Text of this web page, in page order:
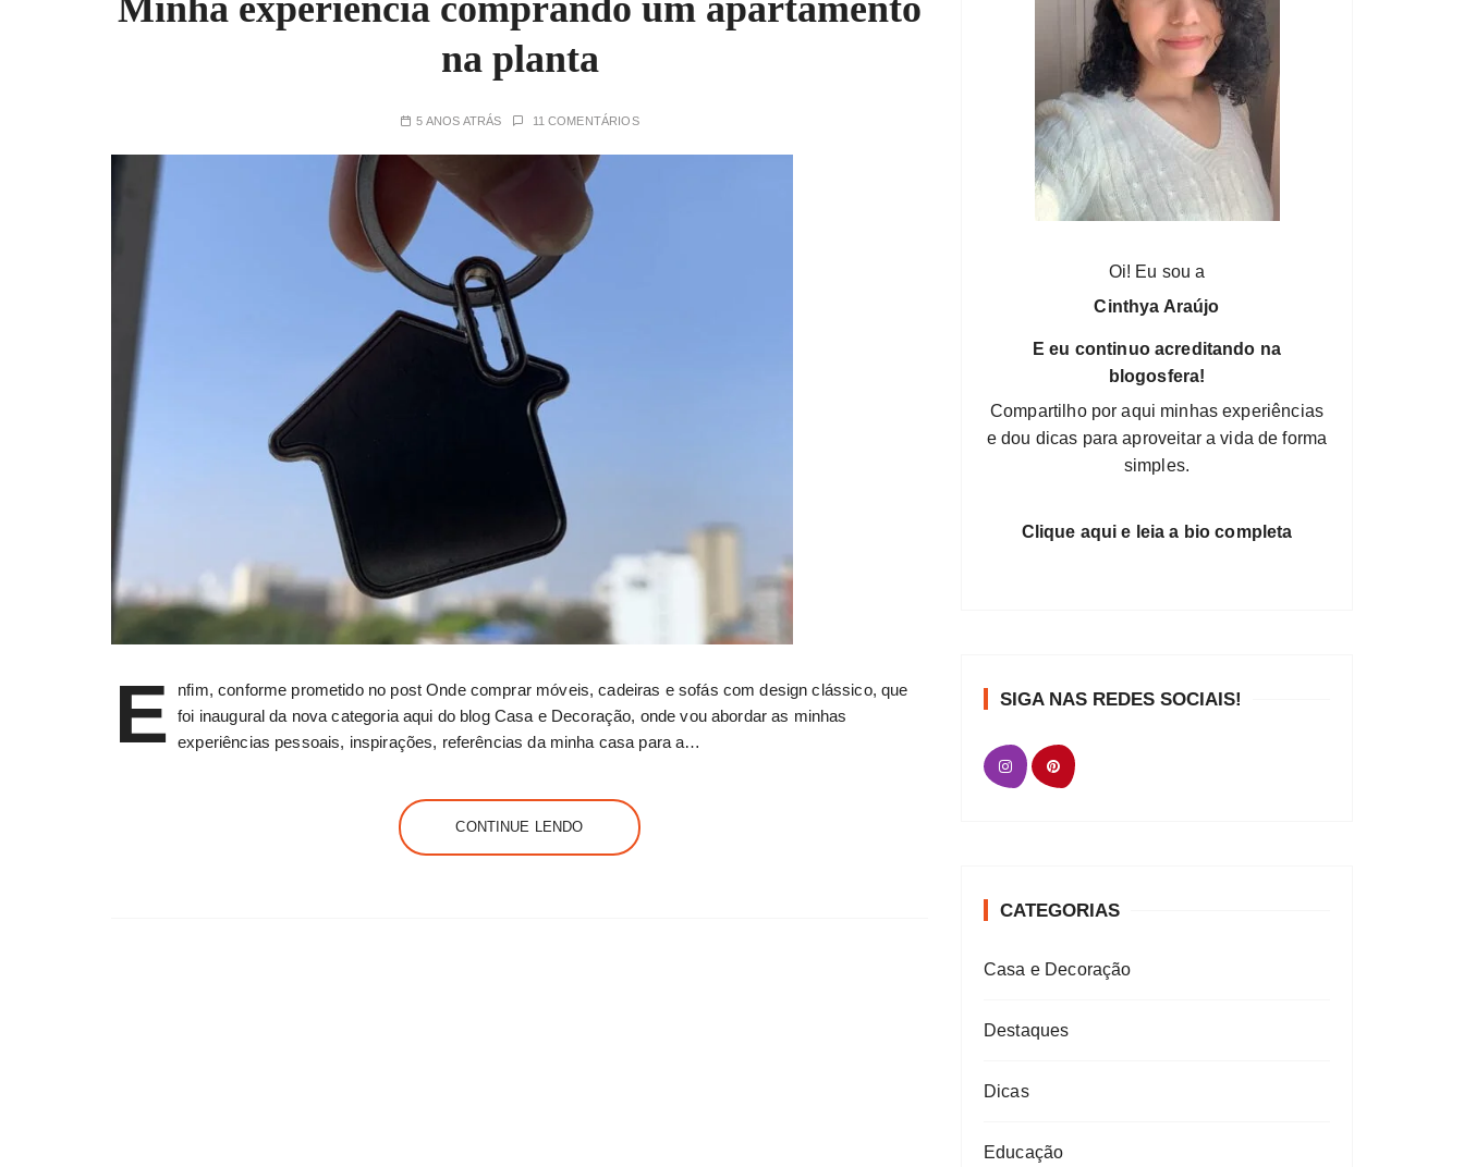
Minha experiência comprando um apartamento
na planta
5 ANOS ATRÁS 11 COMENTÁRIOS
E
nfim, conforme prometido no post Onde comprar móveis, cadeiras e sofás com design clássico, que
foi inaugural da nova categoria aqui do blog Casa e Decoração, onde vou abordar as minhas
experiências pessoais, inspirações, referências da minha casa para a…
CONTINUE LENDO
Oi! Eu sou a
Cinthya Araújo
E eu continuo acreditando na
blogosfera!
Compartilho por aqui minhas experiências
e dou dicas para aproveitar a vida de forma
simples.
Clique aqui e leia a bio completa
SIGA NAS REDES SOCIAIS!
CATEGORIAS
Casa e Decoração
Destaques
Dicas
Educação